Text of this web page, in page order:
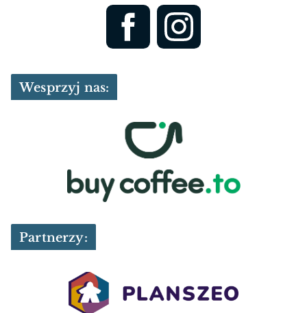
Wesprzyj nas:
Partnerzy: